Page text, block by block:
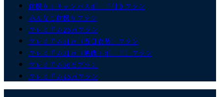
前撮り＋キャンバスボード付きプラン
みんなで前撮りプラン
プレミアム26万プラン
プレミアム31万（当日衣装）プラン
プレミアム31万（映像＋ボード）プラン
プレミアム36万プラン
プレミアム46万プラン